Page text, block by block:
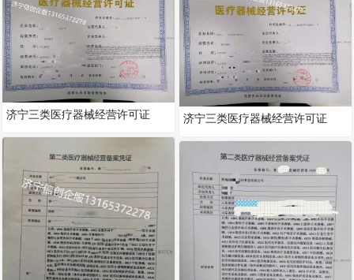
济宁三类医疗器械经营许可证 济宁三类医疗器械经营许可证